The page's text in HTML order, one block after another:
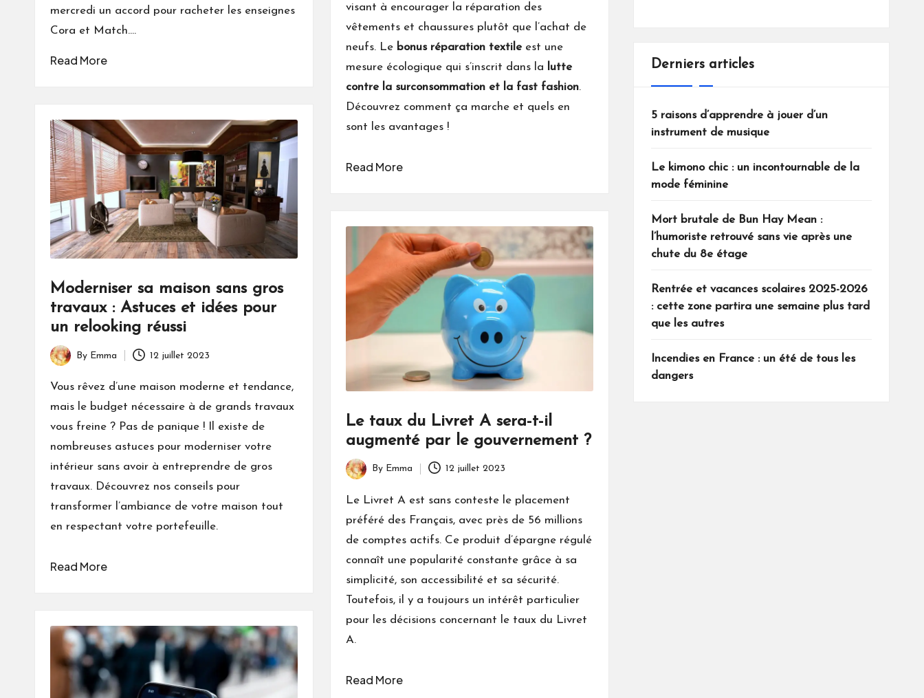
mercredi un accord pour racheter les enseignes
Cora et Match.…
Read More
visant à encourager la réparation des
vêtements et chaussures plutôt que l’achat de
neufs. Le bonus réparation textileest une
mesure écologique qui s’inscrit dans la
lutte
contre la surconsommation et la fast fashion.
Découvrez comment ça marche et quels en
sont les avantages !
Read More
Moderniser sa maison sans gros
travaux : Astuces et idées pour
un relooking réussi
Posted
by
By Emma 12 juillet 2023
Vous rêvez d’une maison moderne et tendance,
mais le budget nécessaire à de grands travaux
vous freine ? Pas de panique ! Il existe de
nombreuses astuces pour moderniser votre
intérieur sans avoir à entreprendre de gros
travaux. Découvrez nos conseils pour
transformer l’ambiance de votre maison tout
en respectant votre portefeuille.
Read More
Le taux du Livret A sera-t-il
augmenté par le gouvernement ?
Posted
by
By Emma 12 juillet 2023
Le Livret A est sans conteste le placement
préféré des Français, avec près de 56 millions
de comptes actifs. Ce produit d’épargne régulé
connaît une popularité constante grâce à sa
simplicité, son accessibilité et sa sécurité.
Toutefois, il y a toujours un intérêt particulier
pour les décisions concernant le taux du Livret
A.
Read More
Derniers articles
5 raisons d’apprendre à jouer d’un
instrument de musique
Le kimono chic : un incontournable de la
mode féminine
Mort brutale de Bun Hay Mean :
l’humoriste retrouvé sans vie après une
chute du 8e étage
Rentrée et vacances scolaires 2025-2026
: cette zone partira une semaine plus tard
que les autres
Incendies en France : un été de tous les
dangers